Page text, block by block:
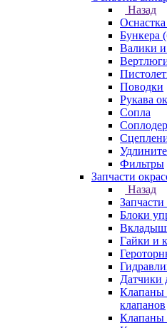
Назад
Бункера
Валики
Поводки
Рукава
Сопла
Фильтры
Запчасти
Назад
Блоки
Гайки и
Датчики
Клапаны
клапанов
Клапаны